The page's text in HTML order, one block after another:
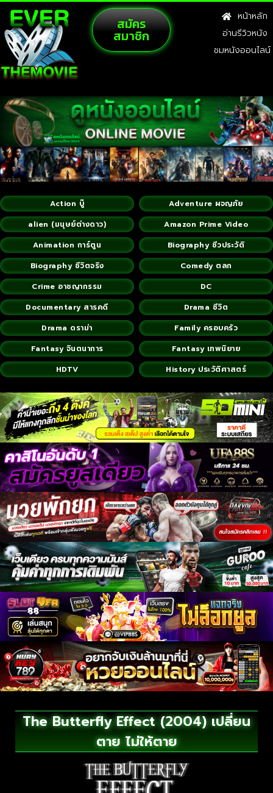
สมัคร
สมาชิก
หน้าหลัก
อ่านรีวิวหนัง
ชมหนังออนไลน์
Action บู๊
Adventure ผจญภัย
alien (มนุษย์ต่างดาว)
Amazon Prime Video
Animation การ์ตูน
Biography ชีวประวัติ
Biography ชีวิตจริง
Comedy ตลก
Crime อาชญากรรม
DC
Documentary สารคดี
Drama ชีวิต
Drama ดราม่า
Family ครอบครัว
Fantasy จินตนาการ
Fantasy เทพนิยาย
HDTV
History ประวัติศาสตร์
The Butterfly Effect (2004) เปลี่ยน
ตาย ไม่ให้ตาย